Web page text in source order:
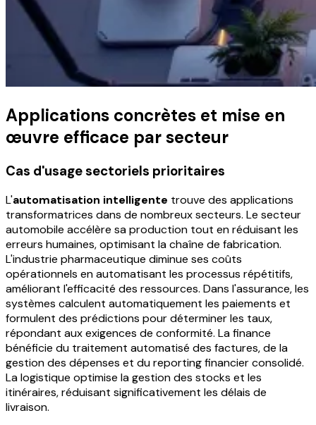
Applications concrètes et mise en
œuvre efficace par secteur
Cas d'usage sectoriels prioritaires
L'automatisation intelligente trouve des applications
transformatrices dans de nombreux secteurs. Le secteur
automobile accélère sa production tout en réduisant les
erreurs humaines, optimisant la chaîne de fabrication.
L'industrie pharmaceutique diminue ses coûts
opérationnels en automatisant les processus répétitifs,
améliorant l'efficacité des ressources. Dans l'assurance, les
systèmes calculent automatiquement les paiements et
formulent des prédictions pour déterminer les taux,
répondant aux exigences de conformité. La finance
bénéficie du traitement automatisé des factures, de la
gestion des dépenses et du reporting financier consolidé.
La logistique optimise la gestion des stocks et les
itinéraires, réduisant significativement les délais de
livraison.